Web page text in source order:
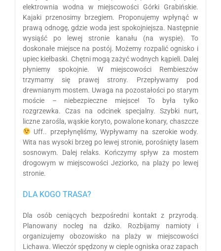
elektrownia wodna w miejscowości Górki Grabińskie.
Kajaki przenosimy brzegiem. Proponujemy wpłynąć w
prawą odnogę, gdzie woda jest spokojniejsza. Następnie
wysiąść po lewej stronie kanału (na wyspie). To
doskonałe miejsce na postój. Możemy rozpalić ognisko i
upiec kiełbaski. Chętni mogą zażyć wodnych kąpieli. Dalej
płyniemy spokojnie. W miejscowości Rembieszów
trzymamy się prawej strony. Przepływamy pod
drewnianym mostem. Uwaga na pozostałości po starym
moście – niebezpieczne miejsce! To była tylko
rozgrzewka. Czas na odcinek specjalny. Szybki nurt,
liczne zarośla, wąskie koryto, powalone konary, chaszcze
Uff.. przepłynęliśmy, Wypływamy na szerokie wody.
Wita nas wysoki brzeg po lewej stronie, porośnięty lasem
sosnowym. Dalej relaks. Kończymy spływ za mostem
drogowym w miejscowości Jeziorko, na plaży po lewej
stronie.
DLA KOGO TRASA?
Dla osób ceniących bezpośredni kontakt z przyrodą.
Planowany nocleg na dziko. Rozbijamy namioty i
organizujemy obozowisko na plaży w miejscowości
Lichawa. Wieczór spędzony w cieple ogniska oraz zapach